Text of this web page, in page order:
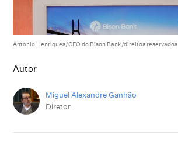
António Henriques/CEO do Bison Bank/direitos reservados
Autor
Miguel Alexandre Ganhão
Diretor